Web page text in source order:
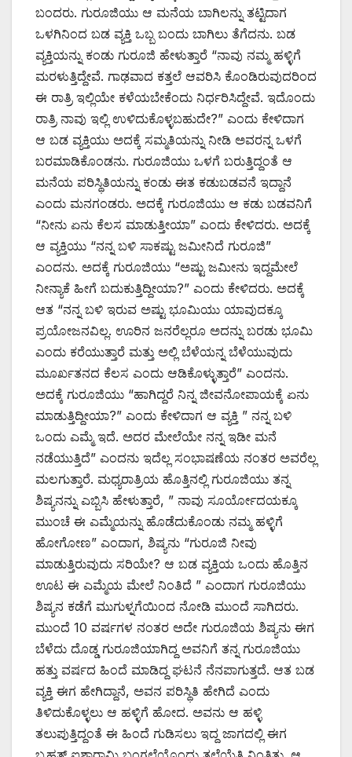
ಬಂದರು. ಗುರೂಜಿಯು ಆ ಮನೆಯ ಬಾಗಿಲನ್ನು ತಟ್ಟಿದಾಗ
ಒಳಗಿನಿಂದ ಬಡ ವ್ಯಕ್ತಿ ಒಬ್ಬ ಬಂದು ಬಾಗಿಲು ತೆಗೆದನು. ಬಡ
ವ್ಯಕ್ತಿಯನ್ನು ಕಂಡು ಗುರೂಜಿ ಹೇಳುತ್ತಾರೆ “ನಾವು ನಮ್ಮ ಹಳ್ಳಿಗೆ
ಮರಳುತ್ತಿದ್ದೇವೆ. ಗಾಢವಾದ ಕತ್ತಲೆ ಆವರಿಸಿ ಕೊಂಡಿರುವುದರಿಂದ
ಈ ರಾತ್ರಿ ಇಲ್ಲಿಯೇ ಕಳೆಯಬೇಕೆಂದು ನಿರ್ಧರಿಸಿದ್ದೇವೆ. ಇದೊಂದು
ರಾತ್ರಿ ನಾವು ಇಲ್ಲಿ ಉಳಿದುಕೊಳ್ಳಬಹುದೇ?” ಎಂದು ಕೇಳಿದಾಗ
ಆ ಬಡ ವ್ಯಕ್ತಿಯು ಅದಕ್ಕೆ ಸಮ್ಮತಿಯನ್ನು ನೀಡಿ ಅವರನ್ನ ಒಳಗೆ
ಬರಮಾಡಿಕೊಂಡನು. ಗುರೂಜಿಯು ಒಳಗೆ ಬರುತ್ತಿದ್ದಂತೆ ಆ
ಮನೆಯ ಪರಿಸ್ಥಿತಿಯನ್ನು ಕಂಡು ಈತ ಕಡುಬಡವನೆ ಇದ್ದಾನೆ
ಎಂದು ಮನಗಂಡರು. ಅದಕ್ಕೆ ಗುರೂಜಿಯು ಆ ಕಡು ಬಡವನಿಗೆ
“ನೀನು ಏನು ಕೆಲಸ ಮಾಡುತ್ತೀಯಾ” ಎಂದು ಕೇಳಿದರು. ಅದಕ್ಕೆ
ಆ ವ್ಯಕ್ತಿಯು “ನನ್ನ ಬಳಿ ಸಾಕಷ್ಟು ಜಮೀನಿದೆ ಗುರೂಜಿ”
ಎಂದನು. ಅದಕ್ಕೆ ಗುರೂಜಿಯು “ಅಷ್ಟು ಜಮೀನು ಇದ್ದಮೇಲೆ
ನೀನ್ಯಾಕೆ ಹೀಗೆ ಬದುಕುತ್ತಿದ್ದೀಯಾ?” ಎಂದು ಕೇಳಿದರು. ಅದಕ್ಕೆ
ಆತ “ನನ್ನ ಬಳಿ ಇರುವ ಅಷ್ಟು ಭೂಮಿಯು ಯಾವುದಕ್ಕೂ
ಪ್ರಯೋಜನವಿಲ್ಲ. ಊರಿನ ಜನರೆಲ್ಲರೂ ಅದನ್ನು ಬರಡು ಭೂಮಿ
ಎಂದು ಕರೆಯುತ್ತಾರೆ ಮತ್ತು ಅಲ್ಲಿ ಬೆಳೆಯನ್ನ ಬೆಳೆಯುವುದು
ಮೂರ್ಖತನದ ಕೆಲಸ ಎಂದು ಆಡಿಕೊಳ್ಳುತ್ತಾರೆ” ಎಂದನು.
ಅದಕ್ಕೆ ಗುರೂಜಿಯು “ಹಾಗಿದ್ದರೆ ನಿನ್ನ ಜೀವನೋಪಾಯಕ್ಕೆ ಏನು
ಮಾಡುತ್ತಿದ್ದೀಯಾ?” ಎಂದು ಕೇಳಿದಾಗ ಆ ವ್ಯಕ್ತಿ ” ನನ್ನ ಬಳಿ
ಒಂದು ಎಮ್ಮೆ ಇದೆ. ಅದರ ಮೇಲೆಯೇ ನನ್ನ ಇಡೀ ಮನೆ
ನಡೆಯುತ್ತಿದೆ” ಎಂದನು ಇದೆಲ್ಲ ಸಂಭಾಷಣೆಯ ನಂತರ ಅವರೆಲ್ಲ
ಮಲಗುತ್ತಾರೆ. ಮಧ್ಯರಾತ್ರಿಯ ಹೊತ್ತಿನಲ್ಲಿ ಗುರೂಜಿಯು ತನ್ನ
ಶಿಷ್ಯನನ್ನು ಎಬ್ಬಿಸಿ ಹೇಳುತ್ತಾರೆ, ” ನಾವು ಸೂರ್ಯೋದಯಕ್ಕೂ
ಮುಂಚೆ ಈ ಎಮ್ಮೆಯನ್ನು ಹೊಡೆದುಕೊಂಡು ನಮ್ಮ ಹಳ್ಳಿಗೆ
ಹೋಗೋಣ” ಎಂದಾಗ, ಶಿಷ್ಯನು “ಗುರೂಜಿ ನೀವು
ಮಾಡುತ್ತಿರುವುದು ಸರಿಯೇ? ಆ ಬಡ ವ್ಯಕ್ತಿಯ ಒಂದು ಹೊತ್ತಿನ
ಊಟ ಈ ಎಮ್ಮೆಯ ಮೇಲೆ ನಿಂತಿದೆ ” ಎಂದಾಗ ಗುರೂಜಿಯು
ಶಿಷ್ಯನ ಕಡೆಗೆ ಮುಗುಳ್ನಗೆಯಿಂದ ನೋಡಿ ಮುಂದೆ ಸಾಗಿದರು.
ಮುಂದೆ 10 ವರ್ಷಗಳ ನಂತರ ಅದೇ ಗುರೂಜಿಯ ಶಿಷ್ಯನು ಈಗ
ಬೆಳೆದು ದೊಡ್ಡ ಗುರೂಜಿಯಾಗಿದ್ದ ಅವನಿಗೆ ತನ್ನ ಗುರೂಜಿಯು
ಹತ್ತು ವರ್ಷದ ಹಿಂದೆ ಮಾಡಿದ್ದ ಘಟನೆ ನೆನಪಾಗುತ್ತದೆ. ಆತ ಬಡ
ವ್ಯಕ್ತಿ ಈಗ ಹೇಗಿದ್ದಾನೆ, ಅವನ ಪರಿಸ್ಥಿತಿ ಹೇಗಿದೆ ಎಂದು
ತಿಳಿದುಕೊಳ್ಳಲು ಆ ಹಳ್ಳಿಗೆ ಹೋದ. ಅವನು ಆ ಹಳ್ಳಿ
ತಲುಪುತ್ತಿದ್ದಂತೆ ಈ ಹಿಂದೆ ಗುಡಿಸಲು ಇದ್ದ ಜಾಗದಲ್ಲಿ ಈಗ